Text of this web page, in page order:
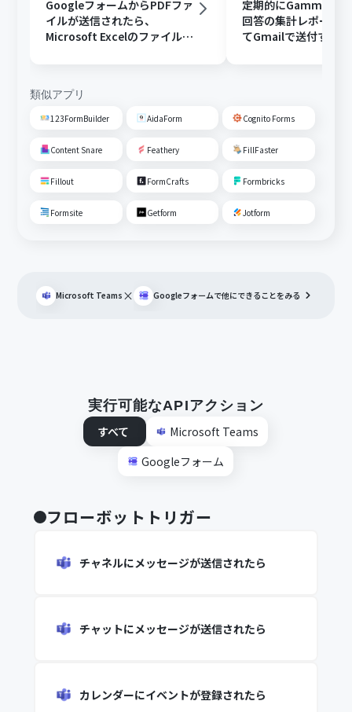
GoogleフォームからPDFファ
イルが送信されたら、
Microsoft Excelのファイルに
定期的にGammaで
回答の集計レポート
てGmailで送付する
類似アプリ
123FormBuilder AidaForm Cognito Forms
Content Snare Feathery FillFaster
Fillout FormCrafts Formbricks
Formsite Getform Jotform
Microsoft Teams × Googleフォームで他にできることをみる
実行可能なAPIアクション
すべて
Microsoft Teams
Googleフォーム
フローボットトリガー
チャネルにメッセージが送信されたら
チャットにメッセージが送信されたら
カレンダーにイベントが登録されたら